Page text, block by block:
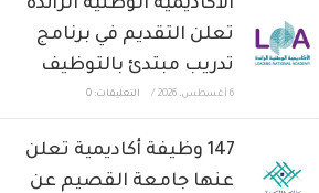
الأكاديمية الوطنية الرائدة
تعلن التقديم في برنامج
تدريب مبتدئ بالتوظيف
6 أغسطس، 2026 / التعليقات: 0
147 وظيفة أكاديمية تعلن
عنها جامعة القصيم عن